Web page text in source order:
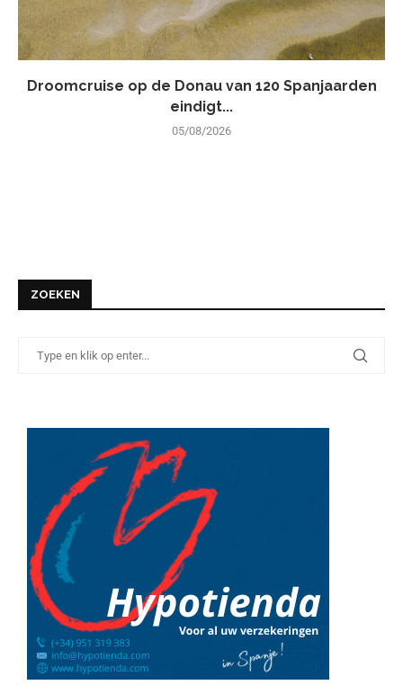
Droomcruise op de Donau van 120 Spanjaarden
eindigt...
05/08/2026
ZOEKEN